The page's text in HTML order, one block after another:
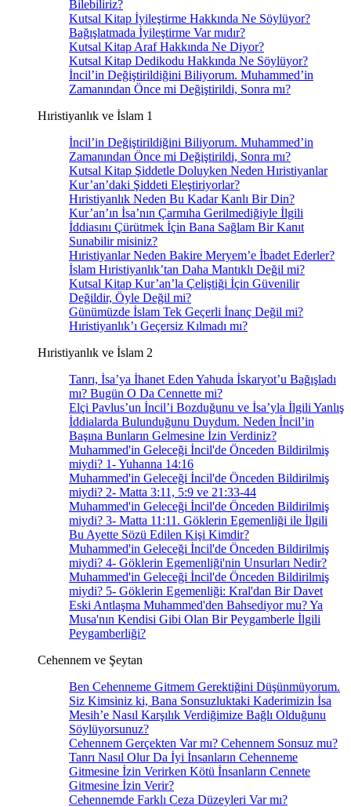
Bilebiliriz?
Kutsal Kitap İyileştirme Hakkında Ne Söylüyor?
Bağışlatmada İyileştirme Var mıdır?
Kutsal Kitap Araf Hakkında Ne Diyor?
Kutsal Kitap Dedikodu Hakkında Ne Söylüyor?
İncil’in Değiştirildiğini Biliyorum. Muhammed’in
Zamanından Önce mi Değiştirildi, Sonra mı?
Hıristiyanlık ve İslam 1
İncil’in Değiştirildiğini Biliyorum. Muhammed’in
Zamanından Önce mi Değiştirildi, Sonra mı?
Kutsal Kitap Şiddetle Doluyken Neden Hıristiyanlar
Kur’an’daki Şiddeti Eleştiriyorlar?
Hıristiyanlık Neden Bu Kadar Kanlı Bir Din?
Kur’an’ın İsa’nın Çarmıha Gerilmediğiyle İlgili
İddiasını Çürütmek İçin Bana Sağlam Bir Kanıt
Sunabilir misiniz?
Hıristiyanlar Neden Bakire Meryem’e İbadet Ederler?
İslam Hıristiyanlık’tan Daha Mantıklı Değil mi?
Kutsal Kitap Kur’an’la Çeliştiği İçin Güvenilir
Değildir, Öyle Değil mi?
Günümüzde İslam Tek Geçerli İnanç Değil mi?
Hıristiyanlık’ı Geçersiz Kılmadı mı?
Hıristiyanlık ve İslam 2
Tanrı, İsa’ya İhanet Eden Yahuda İskaryot’u Bağışladı
mı? Bugün O Da Cennette mi?
Elçi Pavlus’un İncil’i Bozduğunu ve İsa’yla İlgili Yanlış
İddialarda Bulunduğunu Duydum. Neden İncil’in
Başına Bunların Gelmesine İzin Verdiniz?
Muhammed'in Geleceği İncil'de Önceden Bildirilmiş
miydi? 1- Yuhanna 14:16
Muhammed'in Geleceği İncil'de Önceden Bildirilmiş
miydi? 2- Matta 3:11, 5:9 ve 21:33-44
Muhammed'in Geleceği İncil'de Önceden Bildirilmiş
miydi? 3- Matta 11:11. Göklerin Egemenliği ile İlgili
Bu Ayette Sözü Edilen Kişi Kimdir?
Muhammed'in Geleceği İncil'de Önceden Bildirilmiş
miydi? 4- Göklerin Egemenliği'nin Unsurları Nedir?
Muhammed'in Geleceği İncil'de Önceden Bildirilmiş
miydi? 5- Göklerin Egemenliği: Kral'dan Bir Davet
Eski Antlaşma Muhammed'den Bahsediyor mu? Ya
Musa'nın Kendisi Gibi Olan Bir Peygamberle İlgili
Peygamberliği?
Cehennem ve Şeytan
Ben Cehenneme Gitmem Gerektiğini Düşünmüyorum.
Siz Kimsiniz ki, Bana Sonsuzluktaki Kaderimizin İsa
Mesih’e Nasıl Karşılık Verdiğimize Bağlı Olduğunu
Söylüyorsunuz?
Cehennem Gerçekten Var mı? Cehennem Sonsuz mu?
Tanrı Nasıl Olur Da İyi İnsanların Cehenneme
Gitmesine İzin Verirken Kötü İnsanların Cennete
Gitmesine İzin Verir?
Cehennemde Farklı Ceza Düzeyleri Var mı?